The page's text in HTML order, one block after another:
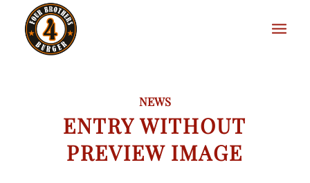
NEWS
ENTRY WITHOUT
PREVIEW IMAGE